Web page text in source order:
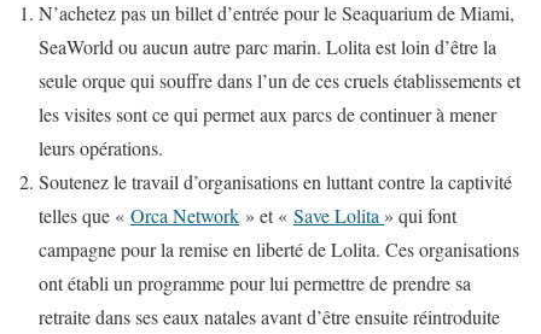
N’achetez pas un billet d’entrée pour le Seaquarium de Miami,
SeaWorld ou aucun autre parc marin. Lolita est loin d’être la
seule orque qui souffre dans l’un de ces cruels établissements et
les visites sont ce qui permet aux parcs de continuer à mener
leurs opérations.
Soutenez le travail d’organisations en luttant contre la captivité
telles que « Orca Network » et « Save Lolita » qui font
campagne pour la remise en liberté de Lolita. Ces organisations
ont établi un programme pour lui permettre de prendre sa
retraite dans ses eaux natales avant d’être ensuite réintroduite